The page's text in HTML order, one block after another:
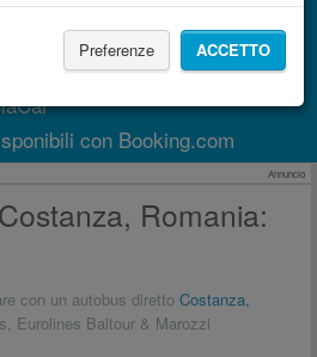
Preferenze ACCETTO
LE CORSE
con Booking.com
Annuncio
Romania:
con un autobus diretto Costanza,
Eurolines Baltour & Marozzi